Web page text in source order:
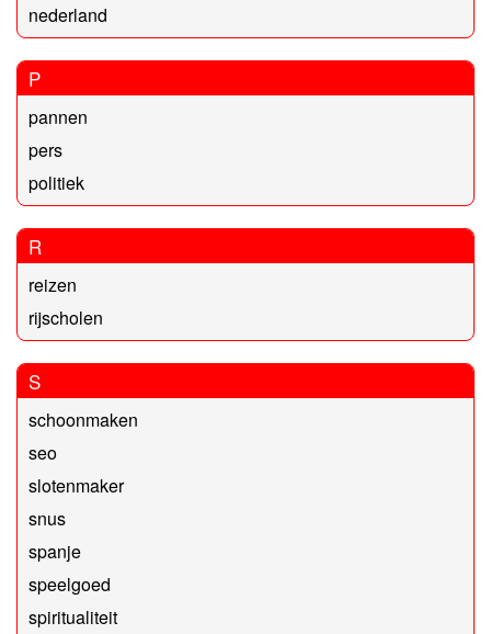
nederland
P
pannen
pers
politiek
R
reizen
rijscholen
S
schoonmaken
seo
slotenmaker
snus
spanje
speelgoed
spiritualiteit